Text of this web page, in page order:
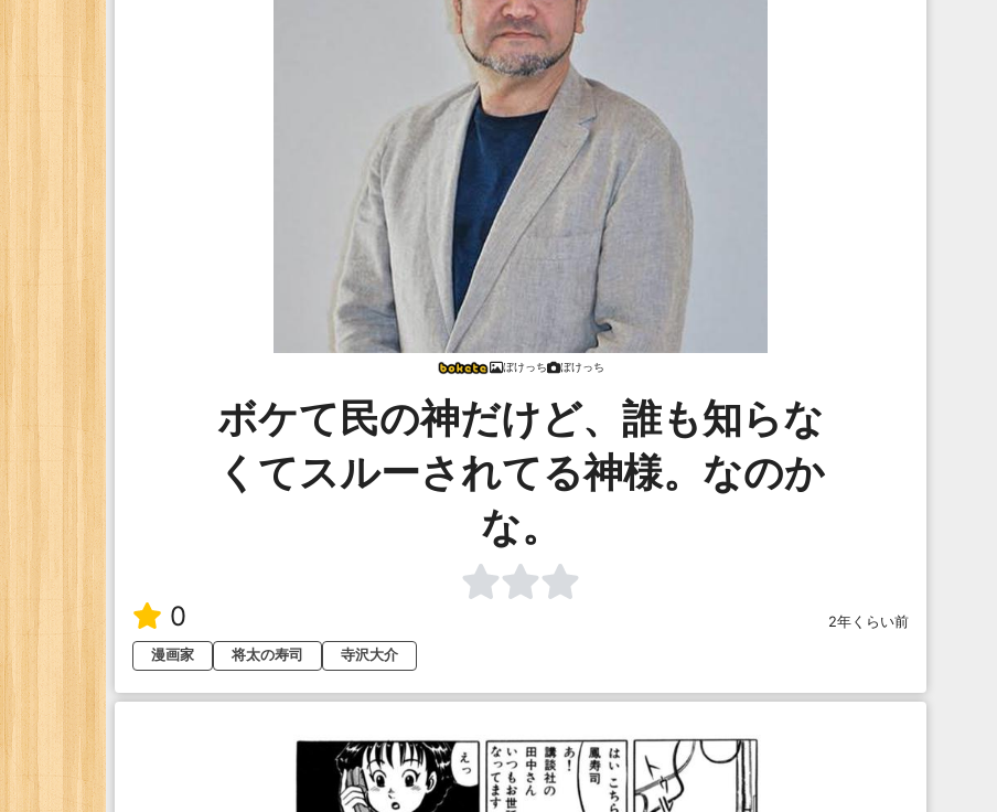
ぼけっち ぼけっち
ボケて民の神だけど、誰も知らな
くてスルーされてる神様。なのか
な。
0
2年くらい前
漫画家
将太の寿司 寺沢大介